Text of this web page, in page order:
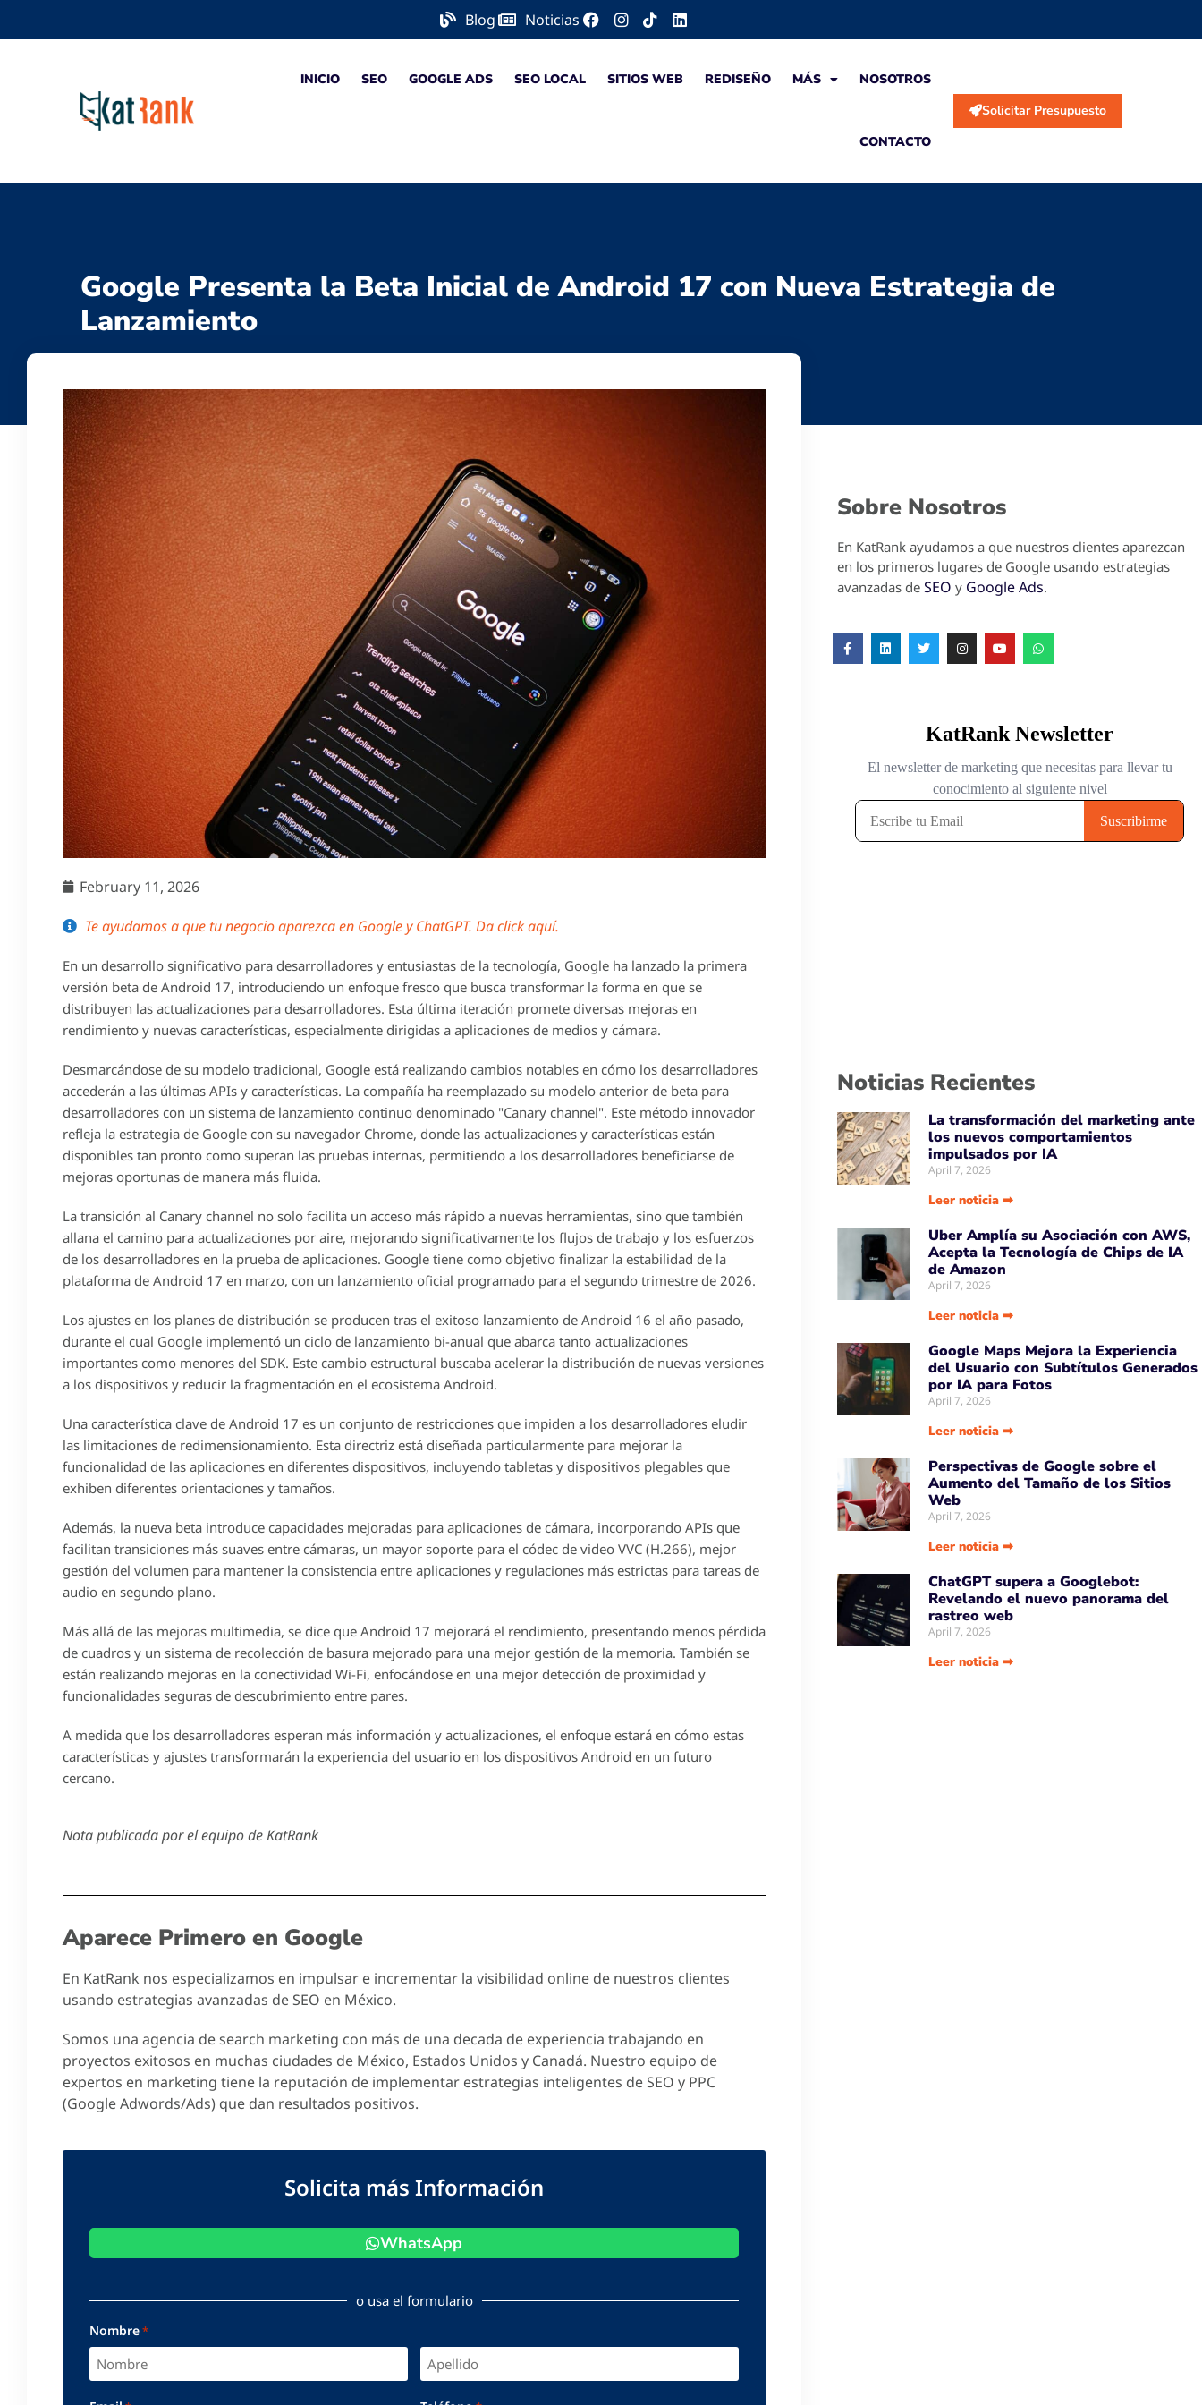
Blog Noticias
INICIO SEO GOOGLE ADS SEO LOCAL SITIOS WEB REDISEÑO MÁS NOSOTROS
CONTACTO
Solicitar Presupuesto
Google Presenta la Beta Inicial de Android 17 con Nueva Estrategia de
Lanzamiento
February 11, 2026
Te ayudamos a que tu negocio aparezca en Google y ChatGPT. Da click aquí.
En un desarrollo significativo para desarrolladores y entusiastas de la tecnología, Google ha lanzado la primera
versión beta de Android 17, introduciendo un enfoque fresco que busca transformar la forma en que se
distribuyen las actualizaciones para desarrolladores. Esta última iteración promete diversas mejoras en
rendimiento y nuevas características, especialmente dirigidas a aplicaciones de medios y cámara.
Desmarcándose de su modelo tradicional, Google está realizando cambios notables en cómo los desarrolladores
accederán a las últimas APIs y características. La compañía ha reemplazado su modelo anterior de beta para
desarrolladores con un sistema de lanzamiento continuo denominado "Canary channel". Este método innovador
refleja la estrategia de Google con su navegador Chrome, donde las actualizaciones y características están
disponibles tan pronto como superan las pruebas internas, permitiendo a los desarrolladores beneficiarse de
mejoras oportunas de manera más fluida.
La transición al Canary channel no solo facilita un acceso más rápido a nuevas herramientas, sino que también
allana el camino para actualizaciones por aire, mejorando significativamente los flujos de trabajo y los esfuerzos
de los desarrolladores en la prueba de aplicaciones. Google tiene como objetivo finalizar la estabilidad de la
plataforma de Android 17 en marzo, con un lanzamiento oficial programado para el segundo trimestre de 2026.
Los ajustes en los planes de distribución se producen tras el exitoso lanzamiento de Android 16 el año pasado,
durante el cual Google implementó un ciclo de lanzamiento bi-anual que abarca tanto actualizaciones
importantes como menores del SDK. Este cambio estructural buscaba acelerar la distribución de nuevas versiones
a los dispositivos y reducir la fragmentación en el ecosistema Android.
Una característica clave de Android 17 es un conjunto de restricciones que impiden a los desarrolladores eludir
las limitaciones de redimensionamiento. Esta directriz está diseñada particularmente para mejorar la
funcionalidad de las aplicaciones en diferentes dispositivos, incluyendo tabletas y dispositivos plegables que
exhiben diferentes orientaciones y tamaños.
Además, la nueva beta introduce capacidades mejoradas para aplicaciones de cámara, incorporando APIs que
facilitan transiciones más suaves entre cámaras, un mayor soporte para el códec de video VVC (H.266), mejor
gestión del volumen para mantener la consistencia entre aplicaciones y regulaciones más estrictas para tareas de
audio en segundo plano.
Más allá de las mejoras multimedia, se dice que Android 17 mejorará el rendimiento, presentando menos pérdida
de cuadros y un sistema de recolección de basura mejorado para una mejor gestión de la memoria. También se
están realizando mejoras en la conectividad Wi-Fi, enfocándose en una mejor detección de proximidad y
funcionalidades seguras de descubrimiento entre pares.
A medida que los desarrolladores esperan más información y actualizaciones, el enfoque estará en cómo estas
características y ajustes transformarán la experiencia del usuario en los dispositivos Android en un futuro
cercano.
Nota publicada por el equipo de KatRank
Aparece Primero en Google
En KatRank nos especializamos en impulsar e incrementar la visibilidad online de nuestros clientes
usando estrategias avanzadas de SEO en México.
Somos una agencia de search marketing con más de una decada de experiencia trabajando en
proyectos exitosos en muchas ciudades de México, Estados Unidos y Canadá. Nuestro equipo de
expertos en marketing tiene la reputación de implementar estrategias inteligentes de SEO y PPC
(Google Adwords/Ads) que dan resultados positivos.
Solicita más Información
WhatsApp
o usa el formulario
Nombre*
Sobre Nosotros
En KatRank ayudamos a que nuestros clientes aparezcan
en los primeros lugares de Google usando estrategias
avanzadas de SEO y Google Ads.
Noticias Recientes
La transformación del marketing ante
los nuevos comportamientos
impulsados por IA
April 7, 2026
Leer noticia ➡
Uber Amplía su Asociación con AWS,
Acepta la Tecnología de Chips de IA
de Amazon
April 7, 2026
Leer noticia ➡
Google Maps Mejora la Experiencia
del Usuario con Subtítulos Generados
por IA para Fotos
April 7, 2026
Leer noticia ➡
Perspectivas de Google sobre el
Aumento del Tamaño de los Sitios
Web
April 7, 2026
Leer noticia ➡
ChatGPT supera a Googlebot:
Revelando el nuevo panorama del
rastreo web
April 7, 2026
Leer noticia ➡